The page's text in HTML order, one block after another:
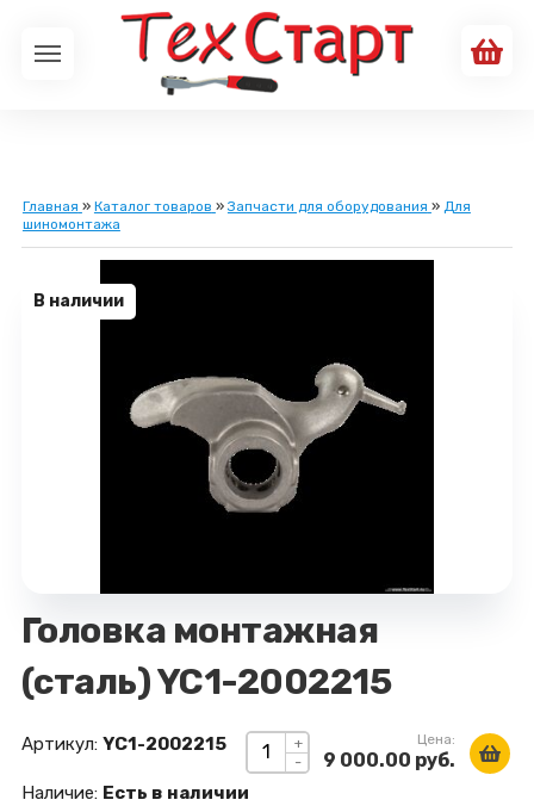
Главная » Каталог товаров »Запчасти для оборудования » Для
шиномонтажа
В наличии
Головка монтажная
(сталь) YC1-2002215
+
-
Цена:
9 000.00 руб.
Артикул: YC1-2002215
Наличие: Есть в наличии